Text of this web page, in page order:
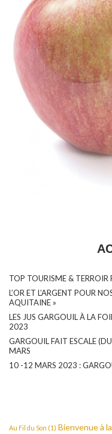
TOP TOURISME & TERROIR
L’OR ET L’ARGENT POUR
AQUITAINE »
LES JUS GARGOUIL À LA
2023
GARGOUIL FAIT ESCALE
MARS
10 -12 MARS 2023 :
Au Fil du Son (1) Bienvenue à